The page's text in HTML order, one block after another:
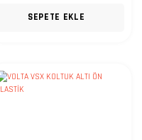
SEPETE EKLE